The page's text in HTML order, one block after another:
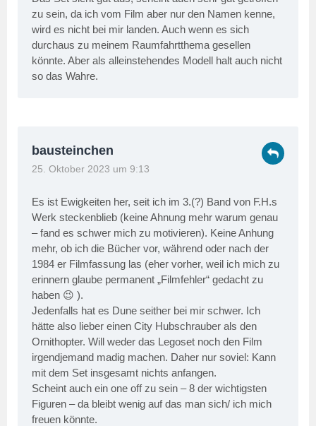
zu sein, da ich vom Film aber nur den Namen kenne,
wird es nicht bei mir landen. Auch wenn es sich
durchaus zu meinem Raumfahrtthema gesellen
könnte. Aber als alleinstehendes Modell halt auch nicht
so das Wahre.
bausteinchen
25. Oktober 2023 um 9:13
Es ist Ewigkeiten her, seit ich im 3.(?) Band von F.H.s
Werk steckenblieb (keine Ahnung mehr warum genau
– fand es schwer mich zu motivieren). Keine Anhung
mehr, ob ich die Bücher vor, während oder nach der
1984 er Filmfassung las (eher vorher, weil ich mich zu
erinnern glaube permanent „Filmfehler“ gedacht zu
haben 😉 ).
Jedenfalls hat es Dune seither bei mir schwer. Ich
hätte also lieber einen City Hubschrauber als den
Ornithopter. Will weder das Legoset noch den Film
irgendjemand madig machen. Daher nur soviel: Kann
mit dem Set insgesamt nichts anfangen.
Scheint auch ein one off zu sein – 8 der wichtigsten
Figuren – da bleibt wenig auf das man sich/ ich mich
freuen könnte.